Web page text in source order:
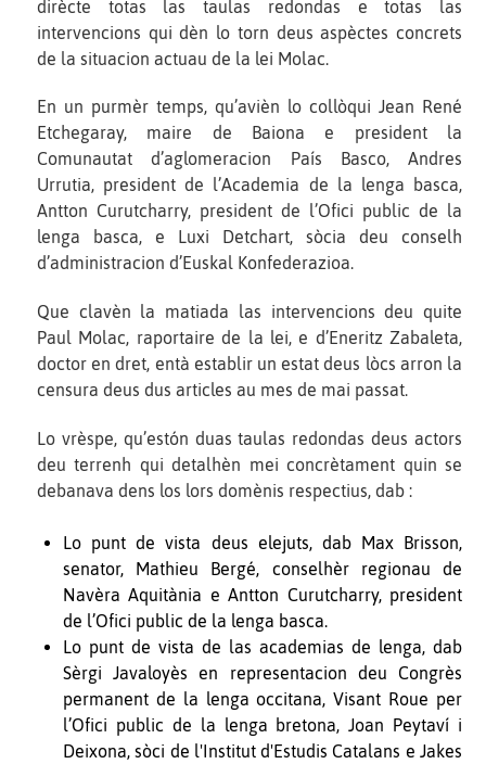
dirècte totas las taulas redondas e totas las
intervencions qui dèn lo torn deus aspèctes concrets
de la situacion actuau de la lei Molac.
En un purmèr temps, qu’avièn lo collòqui Jean René
Etchegaray, maire de Baiona e president la
Comunautat d’aglomeracion País Basco, Andres
Urrutia, president de l’Academia de la lenga basca,
Antton Curutcharry, president de l’Ofici public de la
lenga basca, e Luxi Detchart, sòcia deu conselh
d’administracion d’Euskal Konfederazioa.
Que clavèn la matiada las intervencions deu quite
Paul Molac, raportaire de la lei, e d’Eneritz Zabaleta,
doctor en dret, entà establir un estat deus lòcs arron la
censura deus dus articles au mes de mai passat.
Lo vrèspe, qu’estón duas taulas redondas deus actors
deu terrenh qui detalhèn mei concrètament quin se
debanava dens los lors domènis respectius, dab :
Lo punt de vista deus elejuts, dab Max Brisson,
senator, Mathieu Bergé, conselhèr regionau de
Navèra Aquitània e Antton Curutcharry, president
de l’Ofici public de la lenga basca.
Lo punt de vista de las academias de lenga, dab
Sèrgi Javaloyès en representacion deu Congrès
permanent de la lenga occitana, Visant Roue per
l’Ofici public de la lenga bretona, Joan Peytaví i
Deixona, sòci de l'Institut d'Estudis Catalans e Jakes